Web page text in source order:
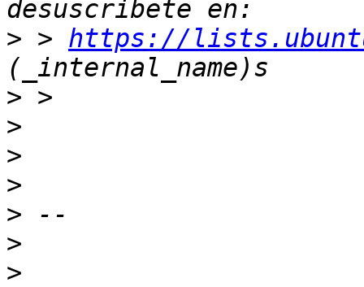
> > https://
>
>
>
>
>
>
>